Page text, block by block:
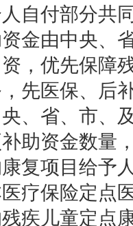
自付部分共
金由中央、
，优先保障
先医保、后
、省、市、
助资金数量
复项目给予
疗保险定点
疾儿童定点